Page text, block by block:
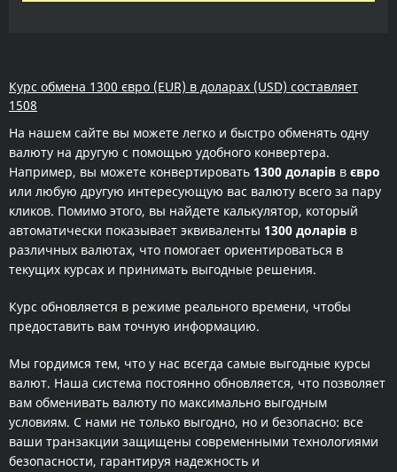
Курс обмена 1300 євро (EUR) в доларах (USD) составляет
1508
На нашем сайте вы можете легко и быстро обменять одну
валюту на другую с помощью удобного конвертера.
Например, вы можете конвертировать 1300 доларів в євро
или любую другую интересующую вас валюту всего за пару
кликов. Помимо этого, вы найдете калькулятор, который
автоматически показывает эквиваленты 1300 доларів в
различных валютах, что помогает ориентироваться в
текущих курсах и принимать выгодные решения.
Курс обновляется в режиме реального времени, чтобы
предоставить вам точную информацию.
Мы гордимся тем, что у нас всегда самые выгодные курсы
валют. Наша система постоянно обновляется, что позволяет
вам обменивать валюту по максимально выгодным
условиям. С нами не только выгодно, но и безопасно: все
ваши транзакции защищены современными технологиями
безопасности, гарантируя надежность и